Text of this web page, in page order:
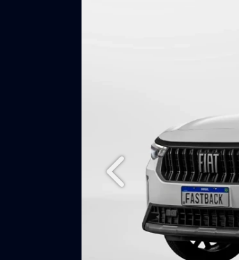
Anterior